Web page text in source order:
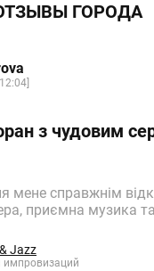
ГОРОДА
з чудовим
мене справжнім
приємна музика
Jazz
импровизаций